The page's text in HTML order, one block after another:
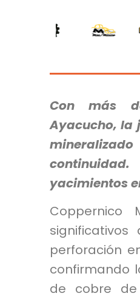
Con más
Ayacucho, la
yacimientos
Coppernico
perforación
confirmando
de cobre de